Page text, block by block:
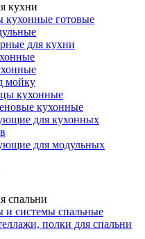
кухни
кухонные готовые
для кухни
мойку
кухонные
кухонные
для кухонных
для модульных
спальни
и системы спальные
полки для спальни